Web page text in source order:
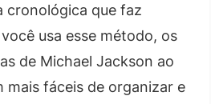
cronológica que faz
usa esse método, os
de Michael Jackson ao
mais fáceis de organizar e